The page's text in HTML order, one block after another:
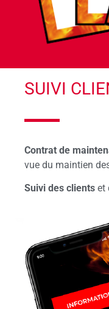
SUIVI
Contrat de
vue du maintien
Suivi des clients et